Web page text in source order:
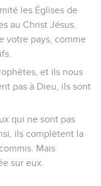
les Églises de
au Christ Jésus.
votre pays, comme
et ils nous
pas à Dieu, ils sont
qui ne sont pas
ils complètent la
Mais
sur eux.